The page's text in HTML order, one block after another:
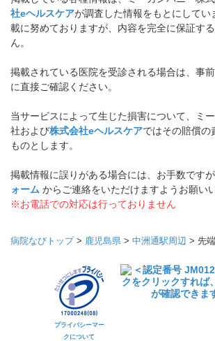
社eヘルスケアが調査した情報をもとにしてい
載に努めておりますが、内容を完全に保証す
ん。
掲載されている医院を受診される場合は、事
に直接ご確認ください。
当サービスによって生じた損害について、ミ
社および株式会社eヘルスケアではその賠償の
ものとします。
掲載情報に誤りがある場合には、お手数ですが
ォーム からご連絡をいただけますようお願い
※お電話での対応は行っておりません
病院なびトップ> 鹿児島県 > 中洲通駅周辺 > 先
プライバシーマー
クについて